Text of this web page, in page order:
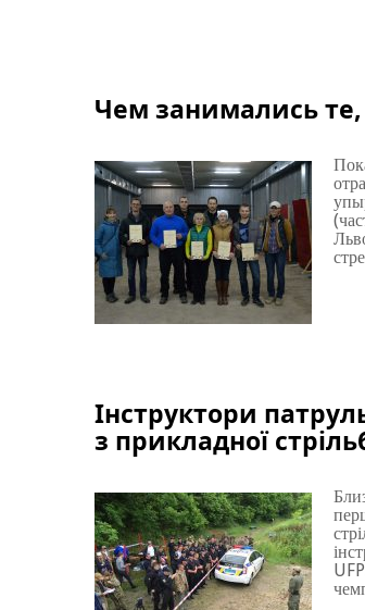
Чем занимались
Інструктори
з прикладної